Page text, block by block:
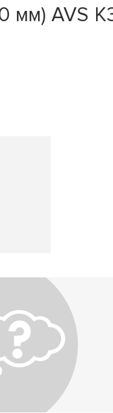
мм) AVS